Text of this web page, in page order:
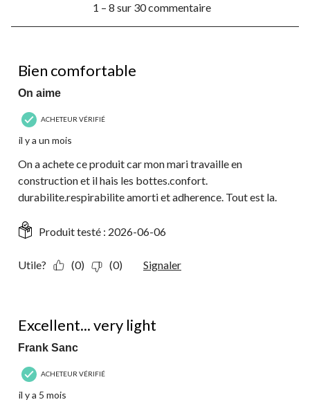
8
commentaire.
1 – 8 sur 30 commentaire
Bien comfortable
On aime
ACHETEUR VÉRIFIÉ
il y a un mois
On a achete ce produit car mon mari travaille en
construction et il hais les bottes.confort.
durabilite.respirabilite amorti et adherence. Tout est la.
Produit testé : 2026-06-06
Utile? (0) (0) Signaler
Excellent... very light
Frank Sanc
ACHETEUR VÉRIFIÉ
il y a 5 mois